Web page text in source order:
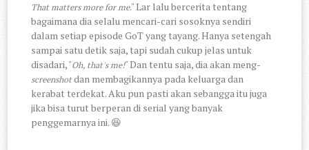
That matters more for me." Lar lalu bercerita tentang
bagaimana dia selalu mencari-cari sosoknya sendiri
dalam setiap episode GoT yang tayang. Hanya setengah
sampai satu detik saja, tapi sudah cukup jelas untuk
disadari, "Oh, that's me!" Dan tentu saja, dia akan meng-
screenshotdan membagikannya pada keluarga dan
kerabat terdekat. Aku pun pasti akan sebangga itu juga
jika bisa turut berperan di serial yang banyak
penggemarnya ini. 😆